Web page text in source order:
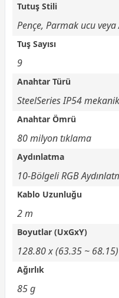
Tutuş Stili
Pençe, Parmak ucu veya
Tuş Sayısı
9
Anahtar Türü
SteelSeries IP54
Anahtar Ömrü
80 milyon tıklama
Aydınlatma
10-Bölgeli RGB
Kablo Uzunluğu
2 m
Boyutlar (UxGxY)
128.80 x (63.35 ~
Ağırlık
85 g